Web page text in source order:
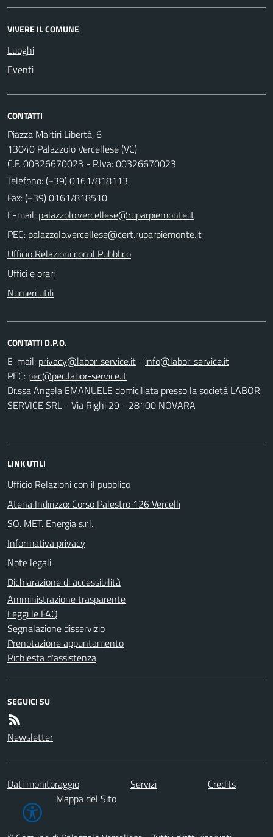
VIVERE IL COMUNE
Luoghi
Eventi
CONTATTI
Piazza Martiri Libertà, 6
13040 Palazzolo Vercellese (VC)
C.F. 00326670023 - P.Iva: 00326670023
Telefono:(+39) 0161/818113
Fax: (+39) 0161/818510
E-mail:
PEC:
Ufficio Relazioni con il Pubblico
Uffici e orari
Numeri utili
CONTATTI D.P.O.
E-mail:
-
PEC:
Dr.ssa Angela EMANUELE domiciliata presso la società LABOR
SERVICE SRL - Via Righi 29 - 28100 NOVARA
LINK UTILI
Ufficio Relazioni con il pubblico
Atena Indirizzo: Corso Palestro 126 Vercelli
SO. MET. Energia s.r.l.
Informativa privacy
Note legali
Dichiarazione di accessibilità
Amministrazione trasparente
Leggi le FAQ
Segnalazione disservizio
Prenotazione appuntamento
Richiesta d'assistenza
SEGUICI SU
Newsletter
Dati monitoraggio Servizi
Credits
Mappa del Sito